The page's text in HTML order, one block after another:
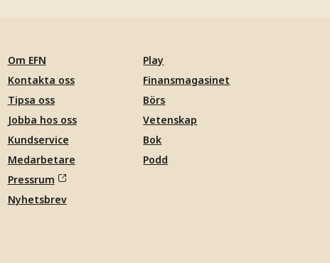
Om EFN
Kontakta oss
Tipsa oss
Jobba hos oss
Kundservice
Medarbetare
Pressrum
Nyhetsbrev
Play
Finansmagasinet
Börs
Vetenskap
Bok
Podd